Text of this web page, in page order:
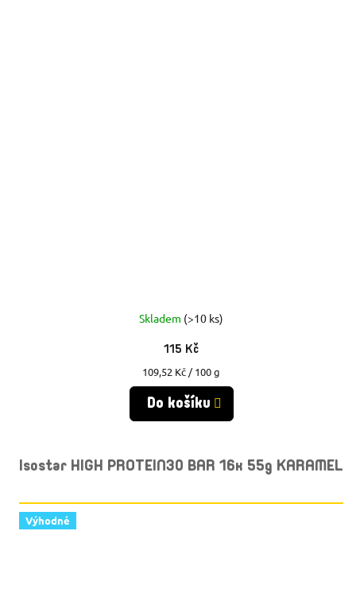
Skladem (>10 ks)
115 Kč
Měrná
cena:
109,52 Kč / 100 g
Do košíku
Isostar HIGH PROTEIN30 BAR 16x 55g KARAMEL
Výhodné